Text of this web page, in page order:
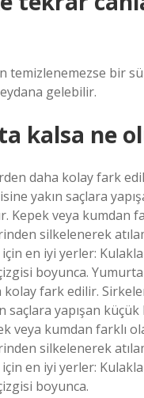
temizlenemezse bir
gelebilir.
kalsa ne
daha kolay fark
yakın saçlara
Kepek veya kumdan
silkelenerek
en iyi yerler:
boyunca.
fark edilir.
saçlara yapışan küçük
veya kumdan farklı
silkelenerek
en iyi yerler:
boyunca.